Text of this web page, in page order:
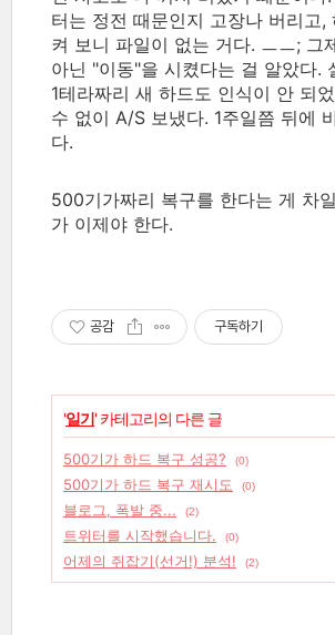
터는 정전 때문인지 고장나 버리고,
켜 보니 파일이 없는 거다. ㅡㅡ; 그
아닌 "이동"을 시켰다는 걸 알았다.
1테라짜리 새 하드도 인식이 안 되
수 없이 A/S 보냈다. 1주일쯤 뒤에
다.
500기가짜리 복구를 한다는 게 차
가 이제야 한다.
공감 구독하기
'일기' 카테고리의 다른 글
500기가 하드 복구 성공? (0)
500기가 하드 복구 재시도
(0)
블로그, 폭발 중...
(2)
트위터를 시작했습니다.
(0)
어제의 쥐잡기(선거!) 분석!
(2)